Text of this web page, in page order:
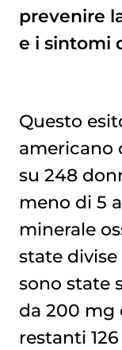
prevenire
e i sintomi
Questo
americano
su 248
meno di 5
minerale
state divise
sono state
da 200 mg
restanti